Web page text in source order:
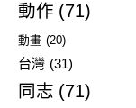
動作 (71)
動畫 (20)
台灣 (31)
同志 (71)